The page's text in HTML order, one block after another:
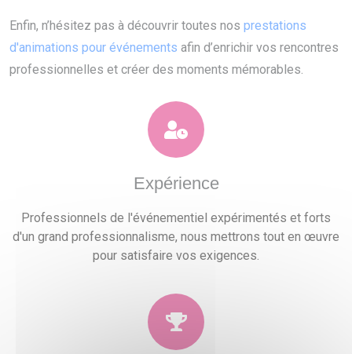
Enfin, n’hésitez pas à découvrir toutes nos prestations
d'animations pour événements afin d’enrichir vos rencontres
professionnelles et créer des moments mémorables.
Expérience
Professionnels de l'événementiel expérimentés et forts
d'un grand professionnalisme, nous mettrons tout en œuvre
pour satisfaire vos exigences.